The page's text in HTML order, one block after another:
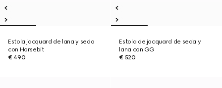
Estola jacquard de lana y seda
con Horsebit
€ 490
Estola de jacquard de seda y
lana con GG
€ 520